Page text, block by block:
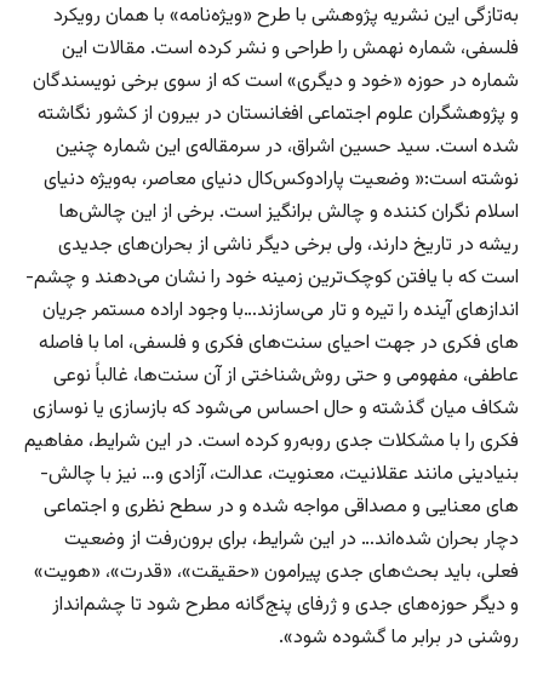
به‌تازگی این نشریه پژوهشی با طرح «ویژه‌نامه» با همان رویکرد
فلسفی، شماره نهمش را طراحی و نشر کرده است. مقالات این
شماره در حوزه «خود و دیگری» است که از سوی برخی نویسندگان
و پژوهشگران علوم اجتماعی افغانستان در بیرون از کشور نگاشته
شده است. سید حسین اشراق، در سرمقاله‌ی این شماره چنین
نوشته است:« وضعیت پارادوکس‌­‌کال دنیای معاصر، به‌ویژه دنیای
اسلام نگران کننده و چالش برانگیز است. برخی از این چالش‌­ها
ریشه در تاریخ دارند، ولی برخی دیگر ناشی از بحران‌­های جدیدی
است که با یافتن کوچک‌­ترین زمینه خود را نشان می‌دهند و چشم‌­
اندازهای آینده را تیره و تار می‌­سازند…با وجود اراده مستمر جریان­‌
های فکری در جهت احیای سنت­‌های فکری و فلسفی، اما با فاصله
عاطفی، مفهومی و حتی روش‌­شناختی از آن سنت­‌ها، غالباً نوعی
شکاف میان گذشته و حال احساس می‌شود که بازسازی یا نوسازی
فکری را با مشکلات جدی روبه‌رو کرده است. در این شرایط، مفاهیم
بنیادینی مانند عقلانیت، معنویت، عدالت، آزادی و… نیز با چالش‌­
های معنایی و مصداقی مواجه شده و در سطح نظری و اجتماعی
دچار بحران شده‌­اند… در این شرایط، برای برون‌رفت از وضعیت
فعلی، باید بحث‌های جدی پیرامون «حقیقت»، «قدرت»، «هویت»
و دیگر حوزه‌­های جدی و ژرفای پنج‌­گانه مطرح شود تا چشم‌­انداز
روشنی در برابر ما گشوده شود».